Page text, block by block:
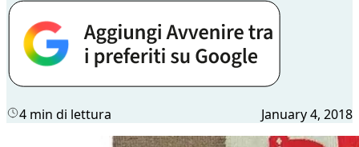
4 min di lettura January 4, 2018